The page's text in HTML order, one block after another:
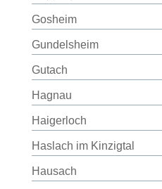
Gosheim
Gundelsheim
Gutach
Hagnau
Haigerloch
Haslach im Kinzigtal
Hausach